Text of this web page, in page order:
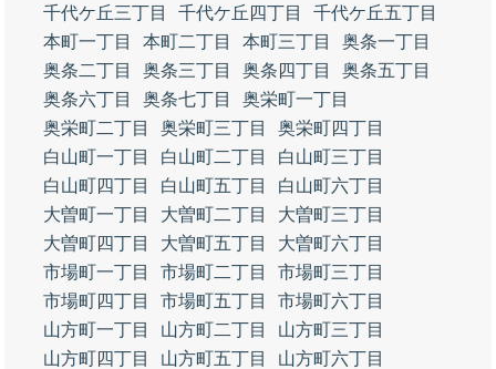
千代ケ丘三丁目
千代ケ丘四丁目
千代ケ丘五丁目
本町一丁目
本町二丁目 本町三丁目
奥条一丁目
奥条二丁目
奥条三丁目 奥条四丁目
奥条五丁目
奥条六丁目
奥条七丁目
奥栄町一丁目
奥栄町二丁目
奥栄町三丁目
奥栄町四丁目
白山町一丁目
白山町二丁目
白山町三丁目
白山町四丁目
白山町五丁目
白山町六丁目
大曽町一丁目
大曽町二丁目
大曽町三丁目
大曽町四丁目
大曽町五丁目
大曽町六丁目
市場町一丁目
市場町二丁目
市場町三丁目
市場町四丁目
市場町五丁目
市場町六丁目
山方町一丁目
山方町二丁目
山方町三丁目
山方町四丁目
山方町五丁目
山方町六丁目